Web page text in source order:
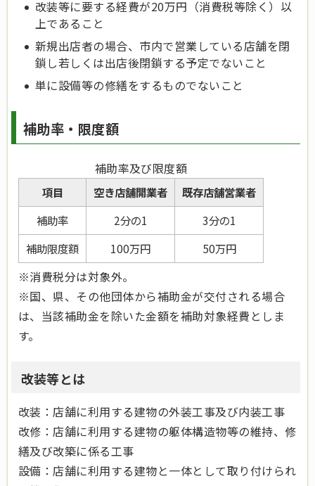
改装等に要する経費が20万円（消費税等除く）以
上であること
新規出店者の場合、市内で営業している店舗を閉
鎖し若しくは出店後閉鎖する予定でないこと
単に設備等の修繕をするものでないこと
補助率・限度額
補助率及び限度額
項目 空き店舗開業者
既存店舗営業者
補助率
2分の1
3分の1
補助限度額
100万円 50万円
※消費税分は対象外。
※国、県、その他団体から補助金が交付される場合
は、当該補助金を除いた金額を補助対象経費としま
す。
改装等とは
改装：店舗に利用する建物の外装工事及び内装工事
改修：店舗に利用する建物の躯体構造物等の維持、修
繕及び改築に係る工事
設備：店舗に利用する建物と一体として取り付けられ